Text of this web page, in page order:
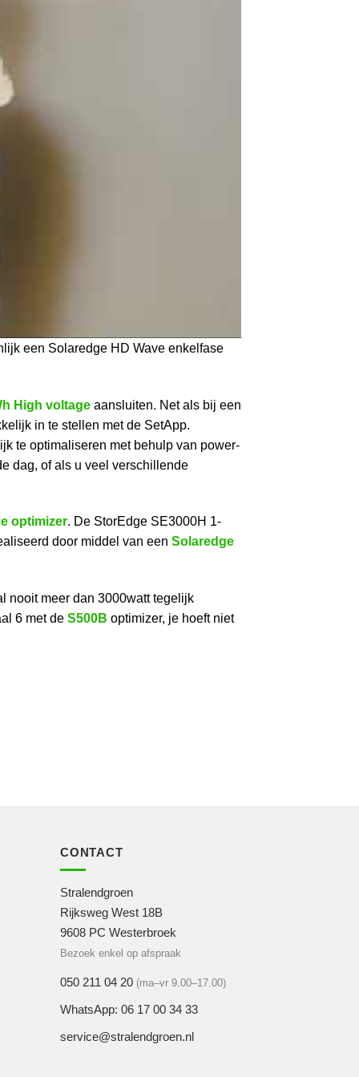
een Solaredge HD Wave enkelfase
High voltage aansluiten. Net als bij een
in te stellen met de SetApp.
te optimaliseren met behulp van power-
dag, of als u veel verschillende
optimizer. De StorEdge SE3000H 1-
door middel van een Solaredge
nooit meer dan 3000watt tegelijk
6 met de S500B optimizer, je hoeft niet
CONTACT
Stralendgroen
Rijksweg West 18B
9608 PC Westerbroek
Bezoek enkel op afspraak
050 211 04 20 (ma–vr 9.00–17.00)
WhatsApp: 06 17 00 34 33
service@stralendgroen.nl